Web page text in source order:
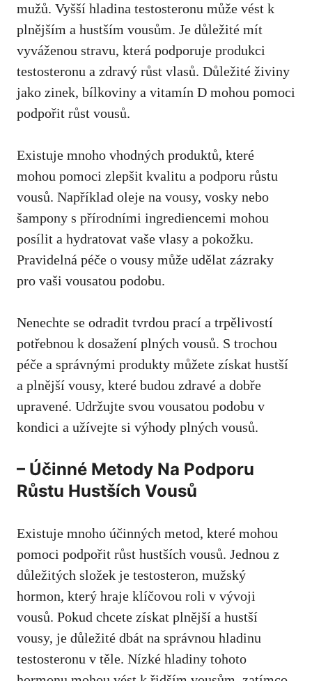
mužů. Vyšší ​hladina testosteronu může vést k
plnějším a hustším vousům. Je důležité mít
vyváženou stravu, která podporuje produkci
testosteronu a zdravý růst vlasů. Důležité ‍živiny
jako zinek, bílkoviny a vitamín D⁣ mohou pomoci​
podpořit růst ‍vousů.
Existuje mnoho vhodných produktů,‍ které
mohou ‍pomoci ⁣zlepšit kvalitu a podporu růstu
vousů. Například oleje na vousy,⁢ vosky nebo
šampony s přírodními ingrediencemi mohou⁤
posílit a⁢ hydratovat vaše ⁤vlasy a pokožku.
Pravidelná péče o vousy může udělat zázraky
pro vaši vousatou ‍podobu.
Nenechte se odradit tvrdou prací a trpělivostí
potřebnou k dosažení plných vousů. ⁢S trochou
péče a správnými produkty můžete získat⁢ hustší‍
a plnější⁤ vousy, ⁣které budou zdravé a​ dobře
upravené. Udržujte svou vousatou podobu ⁤v
kondici a užívejte si⁣ výhody ⁣plných vousů.
– Účinné Metody Na Podporu
Růstu Hustších Vousů
Existuje mnoho účinných metod, které mohou
pomoci podpořit růst hustších vousů. Jednou z
důležitých ​složek je testosteron, ⁣mužský
hormon, který hraje klíčovou roli⁣ v vývoji
vousů. Pokud chcete ‌získat plnější a ⁢hustší
vousy, je důležité dbát ⁢na správnou hladinu
testosteronu v těle. Nízké hladiny tohoto